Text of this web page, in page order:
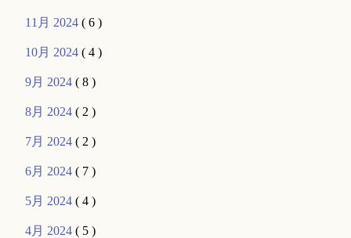
11月 2024( 6 )
10月 2024( 4 )
9月 2024( 8 )
8月 2024( 2 )
7月 2024( 2 )
6月 2024( 7 )
5月 2024( 4 )
4月 2024( 5 )